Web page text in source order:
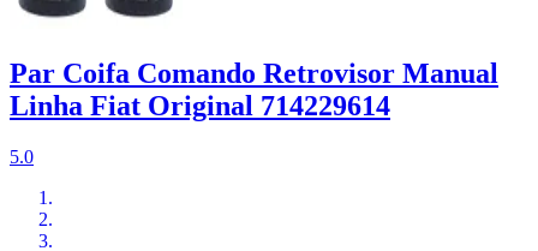
Par Coifa Comando Retrovisor Manual
Linha Fiat Original 714229614
5.0